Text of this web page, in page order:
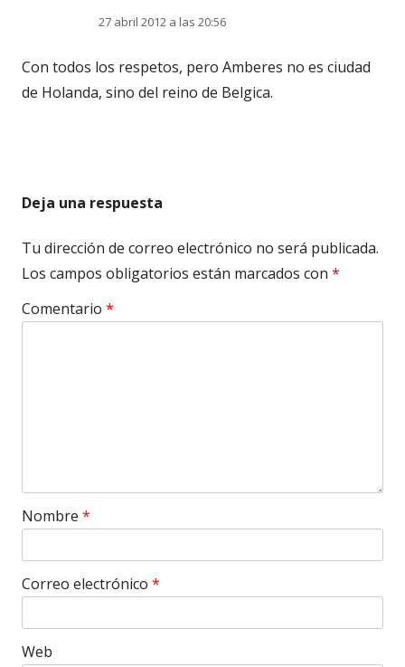
27 abril 2012 a las 20:56
Con todos los respetos, pero Amberes no es ciudad
de Holanda, sino del reino de Belgica.
Deja una respuesta
Tu dirección de correo electrónico no será publicada.
Los campos obligatorios están marcados con *
Comentario *
Nombre *
Correo electrónico *
Web